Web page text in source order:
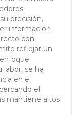
precisión,
información
con
reflejar un
labor, se ha
en el
el
mantiene altos